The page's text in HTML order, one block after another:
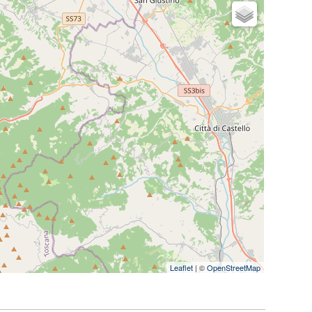
Leaflet | ©OpenStreetMap